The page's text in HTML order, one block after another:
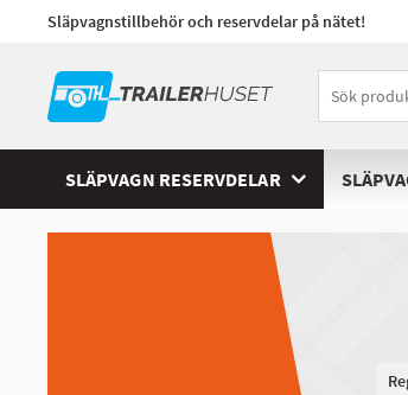
Släpvagnstillbehör och reservdelar på nätet!
SLÄPVAGN RESERVDELAR